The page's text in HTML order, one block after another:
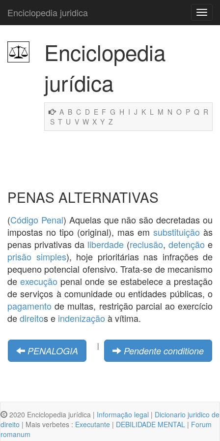
Enciclopedia juridica
Enciclopedia
jurídica
A B C D E F G H I J K L M N O P Q R
S T U V W X Y Z
PENAS ALTERNATIVAS
(Código Penal) Aquelas que não são decretadas ou
impostas no tipo (original), mas em substituição às
penas privativas da liberdade (reclusão, detenção e
prisão simples), hoje prioritárias nas infrações de
pequeno potencial ofensivo. Trata-se de mecanismo
deexecução penal onde se estabelece a prestação
de serviços à comunidade ou entidades públicas, o
pagamento de multas, restrição parcial ao exercício
dedireitos e indenização à vítima.
PENALOGIA | Pendente conditione
2020 Enciclopedia jurídica | Informação legal | Dicionario juridico de
direito | Mais verbetes : Executante | DEBILIDADE MENTAL | Forum
romanum